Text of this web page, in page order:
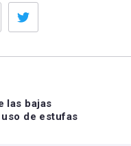
Facebook
las bajas
de estufas